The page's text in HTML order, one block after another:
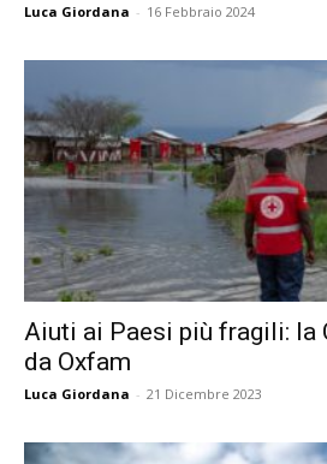
Luca Giordana - 16 Febbraio 2024
Aiuti ai Paesi più fragili: la
da Oxfam
Luca Giordana - 21 Dicembre 2023